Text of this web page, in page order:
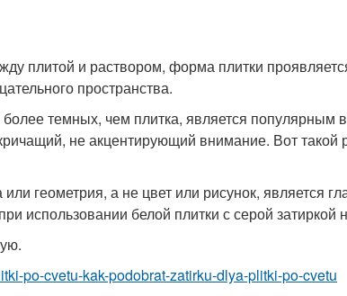
плитой и раствором, форма плитки
пространства.
более темных, чем плитка, является популярным
не акцентирующий внимание. Вот такой
геометрия, а не цвет или рисунок, является
использовании белой плитки с серой затиркой
po-cvetu-kak-podobrat-zatirku-dlya-plitki-po-cvetu